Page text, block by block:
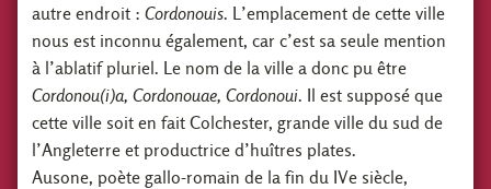
autre endroit :Cordonouis. L’emplacement de cette ville
nous est inconnu également, car c’est sa seule mention
à l’ablatif pluriel. Le nom de la ville a donc pu être
Cordonou(i)a, Cordonouae, Cordonoui. Il est supposé que
cette ville soit en fait Colchester, grande ville du sud de
l’Angleterre et productrice d’huîtres plates.
Ausone, poète gallo-romain de la fin du IVe siècle,